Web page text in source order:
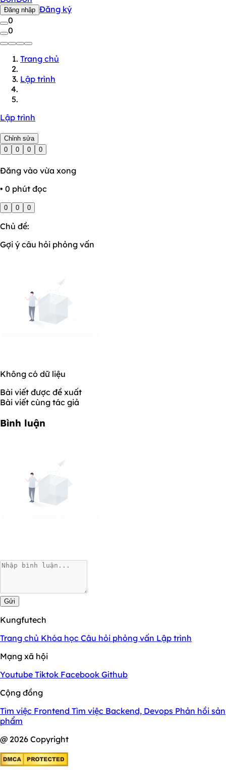
Đăng nhập Đăng ký
0
0
Trang chủ
Lập trình
Lập trình
Chỉnh sửa
0
0 0 0
Đăng vào vừa xong
• 0 phút đọc
0 0 0
Chủ đề:
Gợi ý câu hỏi phỏng vấn
Không có dữ liệu
Bài viết được đề xuất
Bài viết cùng tác giả
Bình luận
Gửi
Kungfutech
Trang chủ Khóa học Câu hỏi phỏng vấn Lập trình
Mạng xã hội
Youtube Tiktok Facebook Github
Cộng đồng
Tìm việc Frontend Tìm việc Backend, Devops Phản hồi sản
phẩm
@ 2026 Copyright